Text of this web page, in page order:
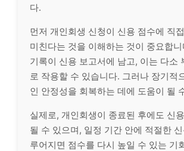
다.
먼저 개인회생 신청이 신용 점수에 직
미친다는 것을 이해하는 것이 중요합
기록이 신용 보고서에 남고, 이는 다소
로 작용할 수 있습니다. 그러나 장기적
인 안정성을 회복하는 데에 도움이 될
실제로, 개인회생이 종료된 후에도 신
될 수 있으며, 일정 기간 안에 적절한
루어지면 점수를 다시 높일 수 있는 기